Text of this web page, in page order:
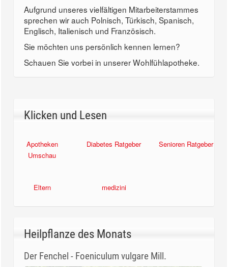
Aufgrund unseres vielfältigen Mitarbeiterstammes
sprechen wir auch Polnisch, Türkisch, Spanisch,
Englisch, Italienisch und Französisch.
Sie möchten uns persönlich kennen lernen?
Schauen Sie vorbei in unserer Wohlfühlapotheke.
Klicken und Lesen
Apotheken
Umschau
Diabetes Ratgeber Senioren Ratgeber
Eltern medizini
Heilpflanze des Monats
Der Fenchel - Foeniculum vulgare Mill.